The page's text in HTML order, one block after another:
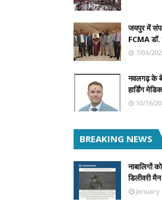
जयपुर में
FCMA डॉ.
7/06/
नवलगढ़ के
हार्डिंग
10/16/
BREAKING NEWS
नाबालिगों
डिलीवरी
January